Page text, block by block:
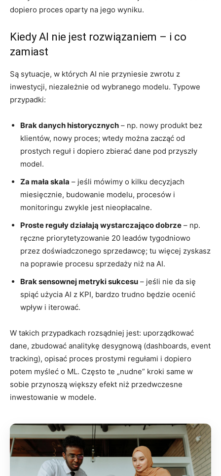
dopiero proces oparty na jego wyniku.
Kiedy AI nie jest rozwiązaniem – i co
zamiast
Są sytuacje, w których AI nie przyniesie zwrotu z
inwestycji, niezależnie od wybranego modelu. Typowe
przypadki:
Brak danych historycznych – np. nowy produkt bez
klientów, nowy proces; wtedy można zacząć od
prostych reguł i dopiero zbierać dane pod przyszły
model.
Za mała skala – jeśli mówimy o kilku decyzjach
miesięcznie, budowanie modelu, procesów i
monitoringu zwykle jest nieopłacalne.
Proste reguły działają wystarczająco dobrze – np.
ręczne priorytetyzowanie 20 leadów tygodniowo
przez doświadczonego sprzedawcę; tu więcej zyskasz
na poprawie procesu sprzedaży niż na AI.
Brak sensownej metryki sukcesu – jeśli nie da się
spiąć użycia AI z KPI, bardzo trudno będzie ocenić
wpływ i iterować.
W takich przypadkach rozsądniej jest: uporządkować
dane, zbudować analitykę desygnową (dashboards, event
tracking), opisać proces prostymi regułami i dopiero
potem myśleć o ML. Często te „nudne” kroki same w
sobie przynoszą większy efekt niż przedwczesne
inwestowanie w modele.